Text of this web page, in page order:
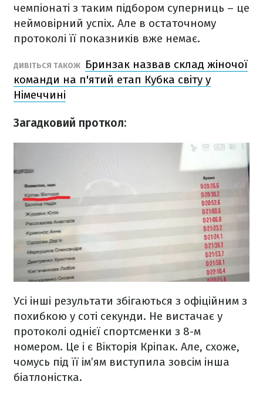
чемпіонаті з таким підбором суперниць – це
неймовірний успіх. Але в остаточному
протоколі її показників вже немає.
ДИВІТЬСЯ ТАКОЖ
Бринзак назвав склад жіночої
команди на п'ятий етап Кубка світу у
Німеччині
Загадковий проткол:
Усі інші результати збігаються з офіційним з
похибкою у соті секунди. Не вистачає у
протоколі однієї спортсменки з 8-м
номером. Це і є Вікторія Кріпак. Але, схоже,
чомусь під її ім’ям виступила зовсім інша
біатлоністка.